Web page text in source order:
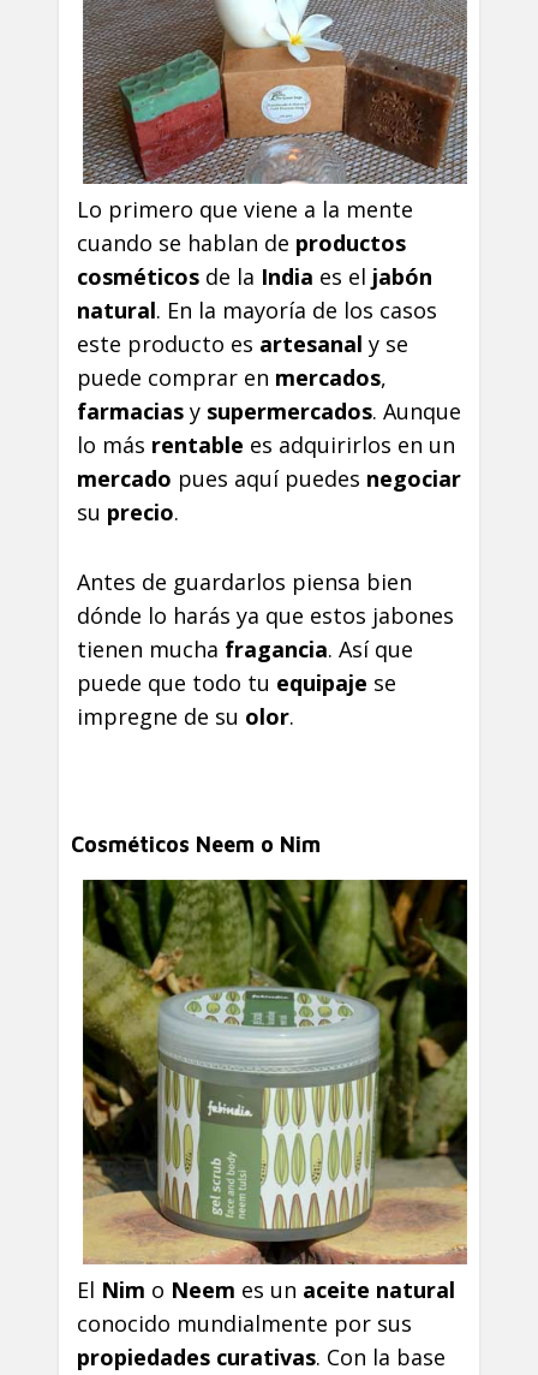
Lo primero que viene a la mente
cuando se hablan de productos
cosméticos de la India es el jabón
natural. En la mayoría de los casos
este producto es artesanal y se
puede comprar en mercados,
farmacias y supermercados. Aunque
lo más rentable es adquirirlos en un
mercado pues aquí puedes negociar
su precio.
Antes de guardarlos piensa bien
dónde lo harás ya que estos jabones
tienen mucha fragancia. Así que
puede que todo tu equipaje se
impregne de su olor.
Cosméticos Neem o Nim
El Nim o Neem es un aceite natural
conocido mundialmente por sus
propiedades curativas. Con la base